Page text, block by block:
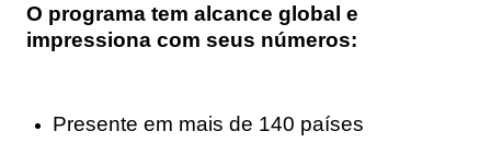
O programa tem alcance global e
impressiona com seus números:
Presente em mais de 140 países